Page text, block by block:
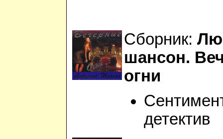
Сборник:
шансон.
огни
детектив